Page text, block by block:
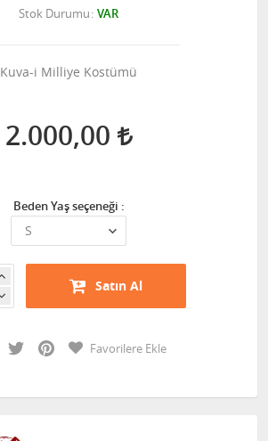
Stok Durumu VAR
Kuva-i Milliye Kostümü
2.000,00
Beden Yaş seçeneği :
Satın Al
Facebook
Twitter PinterestFavorilere Ekle